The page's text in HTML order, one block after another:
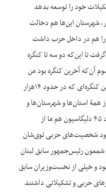
خود را توسعه بدهد
شهرستان این‌ها هم دخالت
را هم در داخل حزب داشت
تا این‌که دو سه تا کنگره
آن‌که آخرین کنگره بود من
خودم رئیس آن کنگره بودم. و این سومین کنگره‌ای که در حدود ۱۴هزار
همۀ استان‌ها و شهرستان‌ها و
روستاها به تهران آمده بودند و در حدود ۴۵ دلیگاسیون هم ما از
شخصیت‌های حزبی توی‌شان
رئیس‌جمهور سابق لبنان
و خیلی از نخست‌وزیران سابق
حزبی و تشکیلاتی داشتند